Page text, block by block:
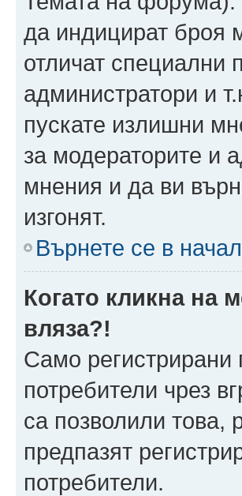
да индицират броя
отличат специални
администратори и
пускате излишни
за модераторите и
мнения и да ви
изгонят.
Върнете се в
Когато кликна на
вляза?!
Само регистрирани
потребители чрез
са позволили това,
предпазят
потребители.